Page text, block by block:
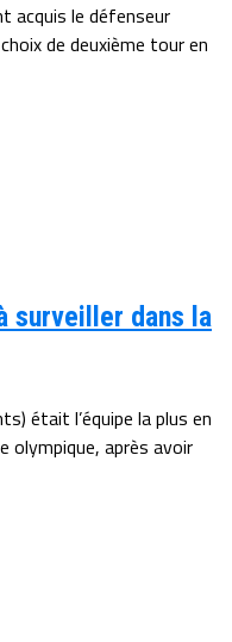
acquis le défenseur
de deuxième tour en
surveiller dans la
était l’équipe la plus en
olympique, après avoir